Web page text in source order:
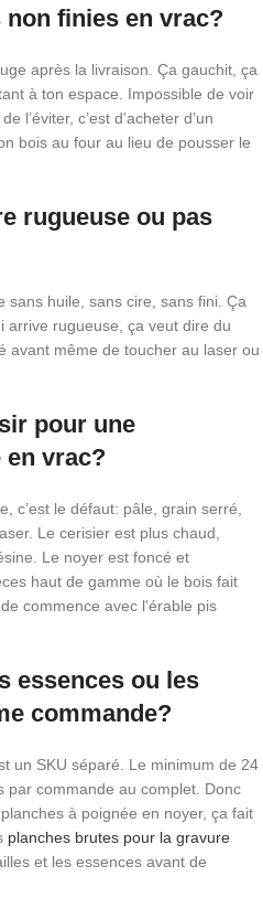
non finies en vrac?
après la livraison. Ça gauchit, ça
à ton espace. Impossible de voir
l’éviter, c’est d’acheter d’un
bois au four au lieu de pousser le
rugueuse ou pas
sans huile, sans cire, sans fini. Ça
arrive rugueuse, ça veut dire du
avant même de toucher au laser ou
pour une
en vrac?
c’est le défaut: pâle, grain serré,
Le cerisier est plus chaud,
Le noyer est foncé et
haut de gamme où le bois fait
commence avec l’érable pis
essences ou les
commande?
un SKU séparé. Le minimum de 24
par commande au complet. Donc
à poignée en noyer, ça fait
planches brutes pour la gravure
et les essences avant de